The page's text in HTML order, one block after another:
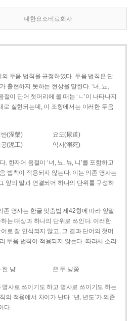
대한요소비료회사
두음 법칙을 규정하였다. 두음 법칙은 단
출현하지 못하는 현상을 말한다. ‘녀, 뇨,
절이 단어 첫머리에 올 때는 ‘ㄴ’이 나타나지
로 실현되는데, 이 조항에서는 이러한 두음
반(涅槃)
요도(尿道)
공(泥工) 익사(溺死)
. 한자어 음절이 ‘녀, 뇨, 뉴, 니’를 포함하고
법칙이 적용되지 않는다. 이는 의존 명사는
앞의 말과 연결되어 하나의 단위를 구성하
존 명사는 한글 맞춤법 제42항에 따라 앞말
는 대상과 하나의 단위로 쓰인다. 이러한
로 잘 인식되지 않고, 그 결과 단어의 첫머
두음 법칙이 적용되지 않는다. 따라서 소리
한 냥 은 두 냥쭝
명사로 쓰이기도 하고 명사로 쓰이기도 하는
의 적용에서 차이가 난다. ‘년, 년도’가 의존
다.